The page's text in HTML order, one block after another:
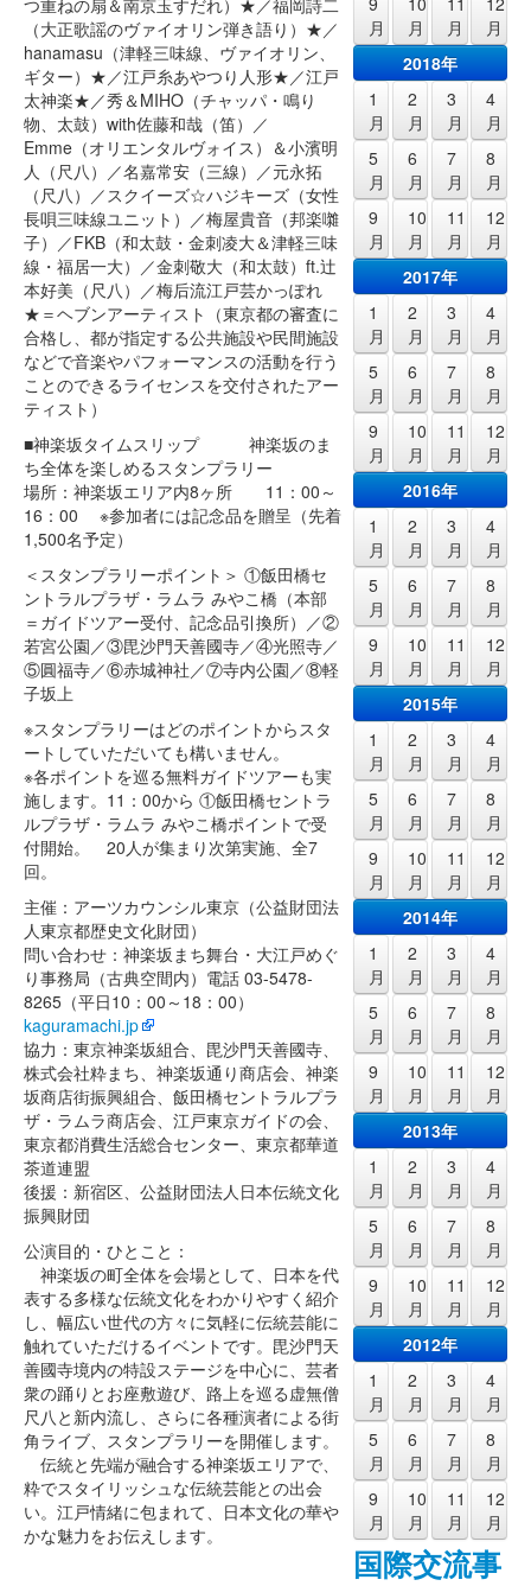
（大正歌謡のヴァイオリン弾き語り）★／
hanamasu（津軽三味線、ヴァイオリン、
ギター）★／江戸糸あやつり人形★／江戸
太神楽★／秀＆MIHO（チャッパ・鳴り
物、太鼓）with佐藤和哉（笛）／
Emme（オリエンタルヴォイス）＆小濱明
人（尺八）／名嘉常安（三線）／元永拓
（尺八）／スクイーズ☆ハジキーズ（女性
長唄三味線ユニット）／梅屋貴音（邦楽囃
子）／FKB（和太鼓・金刺凌大＆津軽三味
線・福居一大）／金刺敬大（和太鼓）ft.辻
本好美（尺八）／梅后流江戸芸かっぽれ
★＝ヘブンアーティスト（東京都の審査に
合格し、都が指定する公共施設や民間施設
などで音楽やパフォーマンスの活動を行う
ことのできるライセンスを交付されたアー
ティスト）
■神楽坂タイムスリップ 神楽坂のま
ち全体を楽しめるスタンプラリー
場所：神楽坂エリア内8ヶ所 11：00～
16：00 ※参加者には記念品を贈呈（先着
1,500名予定）
＜スタンプラリーポイント＞ ①飯田橋セ
ントラルプラザ・ラムラ みやこ橋（本部
＝ガイドツアー受付、記念品引換所）／②
若宮公園／③毘沙門天善國寺／④光照寺／
⑤圓福寺／⑥赤城神社／⑦寺内公園／⑧軽
子坂上
※スタンプラリーはどのポイントからスタ
ートしていただいても構いません。
※各ポイントを巡る無料ガイドツアーも実
施します。11：00から ①飯田橋セントラ
ルプラザ・ラムラ みやこ橋ポイントで受
付開始。 20人が集まり次第実施、全7
回。
主催：アーツカウンシル東京（公益財団法
人東京都歴史文化財団）
問い合わせ：神楽坂まち舞台・大江戸めぐ
り事務局（古典空間内）電話 03-5478-
8265（平日10：00～18：00）
kaguramachi.jp
協力：東京神楽坂組合、毘沙門天善國寺、
株式会社粋まち、神楽坂通り商店会、神楽
坂商店街振興組合、飯田橋セントラルプラ
ザ・ラムラ商店会、江戸東京ガイドの会、
東京都消費生活総合センター、東京都華道
茶道連盟
後援：新宿区、公益財団法人日本伝統文化
振興財団
公演目的・ひとこと：
神楽坂の町全体を会場として、日本を代
表する多様な伝統文化をわかりやすく紹介
し、幅広い世代の方々に気軽に伝統芸能に
触れていただけるイベントです。毘沙門天
善國寺境内の特設ステージを中心に、芸者
衆の踊りとお座敷遊び、路上を巡る虚無僧
尺八と新内流し、さらに各種演者による街
角ライブ、スタンプラリーを開催します。
伝統と先端が融合する神楽坂エリアで、
粋でスタイリッシュな伝統芸能との出会
い。江戸情緒に包まれて、日本文化の華や
かな魅力をお伝えします。
月
月
月
月
2018年
1
月
2
月
3
月
4
月
5
月
6
月
7
月
8
月
9
月
10
月
11
月
12
月
2017年
1
月
2
月
3
月
4
月
5
月
6
月
7
月
8
月
9
月
10
月
11
月
12
月
2016年
1
月
2
月
3
月
4
月
5
月
6
月
7
月
8
月
9
月
10
月
11
月
12
月
2015年
1
月
2
月
3
月
4
月
5
月
6
月
7
月
8
月
9
月
10
月
11
月
12
月
2014年
1
月
2
月
3
月
4
月
5
月
6
月
7
月
8
月
9
月
10
月
11
月
12
月
2013年
1
月
2
月
3
月
4
月
5
月
6
月
7
月
8
月
9
月
10
月
11
月
12
月
2012年
1
月
2
月
3
月
4
月
5
月
6
月
7
月
8
月
9
月
10
月
11
月
12
月
国際交流事